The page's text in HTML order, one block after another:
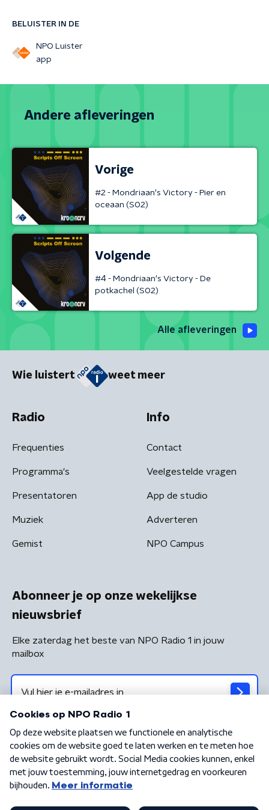
BELUISTER IN DE
NPO Luister
app
Andere afleveringen
Vorige
#2 - Mondriaan's Victory - Pier en
oceaan (S02)
Volgende
#4 - Mondriaan's Victory - De
potkachel (S02)
Alle afleveringen
Wie luistert weet meer
Radio
Frequenties
Programma's
Presentatoren
Muziek
Gemist
Info
Contact
Veelgestelde vragen
App de studio
Adverteren
NPO Campus
Abonneer je op onze wekelijkse
nieuwsbrief
Elke zaterdag het beste van NPO Radio 1 in jouw
mailbox
Algemene voorwaarden